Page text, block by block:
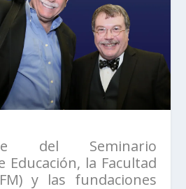
del Seminario
Educación, la Facultad
y las fundaciones